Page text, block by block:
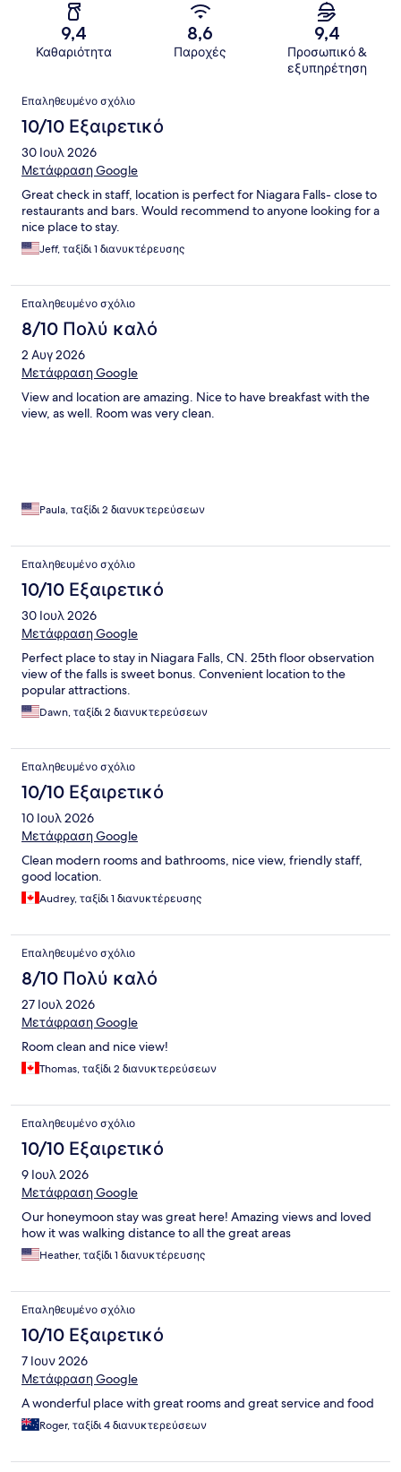
9,4
Καθαριότητα
8,6
Παροχές
9,4
Προσωπικό &
εξυπηρέτηση
Σχόλια
Επαληθευμένο σχόλιο
10/10 Εξαιρετικό
30 Ιουλ 2026
Μετάφραση Google
Great check in staff, location is perfect for Niagara Falls- close to
restaurants and bars. Would recommend to anyone looking for a
nice place to stay.
Jeff, ταξίδι 1 διανυκτέρευσης
Επαληθευμένο σχόλιο
8/10 Πολύ καλό
2 Αυγ 2026
Μετάφραση Google
View and location are amazing. Nice to have breakfast with the
view, as well. Room was very clean.
Paula, ταξίδι 2 διανυκτερεύσεων
Επαληθευμένο σχόλιο
10/10 Εξαιρετικό
30 Ιουλ 2026
Μετάφραση Google
Perfect place to stay in Niagara Falls, CN. 25th floor observation
view of the falls is sweet bonus. Convenient location to the
popular attractions.
Dawn, ταξίδι 2 διανυκτερεύσεων
Επαληθευμένο σχόλιο
10/10 Εξαιρετικό
10 Ιουλ 2026
Μετάφραση Google
Clean modern rooms and bathrooms, nice view, friendly staff,
good location.
Audrey, ταξίδι 1 διανυκτέρευσης
Επαληθευμένο σχόλιο
8/10 Πολύ καλό
27 Ιουλ 2026
Μετάφραση Google
Room clean and nice view!
Thomas, ταξίδι 2 διανυκτερεύσεων
Επαληθευμένο σχόλιο
10/10 Εξαιρετικό
9 Ιουλ 2026
Μετάφραση Google
Our honeymoon stay was great here! Amazing views and loved
how it was walking distance to all the great areas
Heather, ταξίδι 1 διανυκτέρευσης
Επαληθευμένο σχόλιο
10/10 Εξαιρετικό
7 Ιουν 2026
Μετάφραση Google
A wonderful place with great rooms and great service and food
Roger, ταξίδι 4 διανυκτερεύσεων